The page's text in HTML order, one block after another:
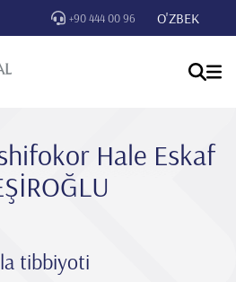
+90 444 00 96 O'ZBEK
Hale Eskaf
tibbiyoti